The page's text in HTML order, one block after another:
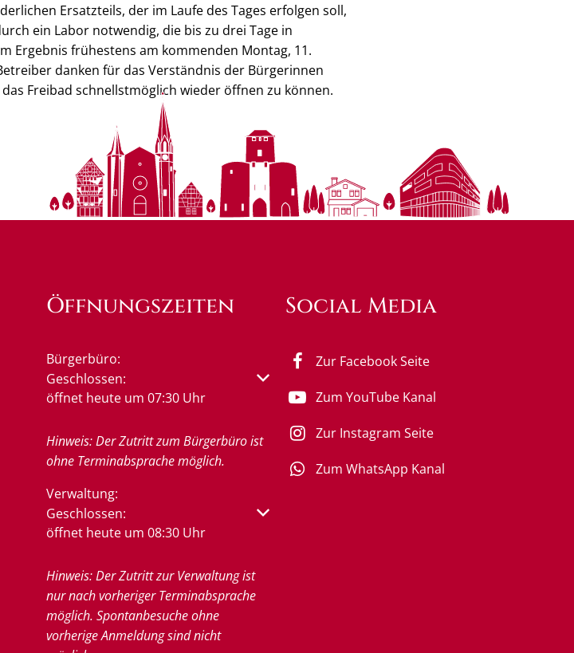
Ersatzteils, der im Laufe des Tages erfolgen soll,
ein Labor notwendig, die bis zu drei Tage in
Ergebnis frühestens am kommenden Montag, 11.
danken für das Verständnis der Bürgerinnen
Freibad schnellstmöglich wieder öffnen zu können.
Öffnungszeiten
Bürgerbüro:
Klicken, um weitere Öffnungs- oder Schließzeiten auszublenden
Geschlossen:
öffnet heute um 07:30 Uhr
Hinweis: Der Zutritt zum Bürgerbüro ist
ohne Terminabsprache möglich.
Verwaltung:
Klicken, um weitere Öffnungs- oder Schließzeiten auszublenden
Geschlossen:
öffnet heute um 08:30 Uhr
Hinweis: Der Zutritt zur Verwaltung ist
nur nach vorheriger Terminabsprache
möglich. Spontanbesuche ohne
vorherige Anmeldung sind nicht
Social Media
Zur Facebook Seite
Zum YouTube Kanal
Zur Instagram Seite
Zum WhatsApp Kanal